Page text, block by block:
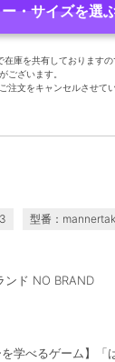
・サイズを選
庫を共有しております
ございます。
注文をキャンセルさせて
型番：
ンド NO BRAND
学べるゲーム】「